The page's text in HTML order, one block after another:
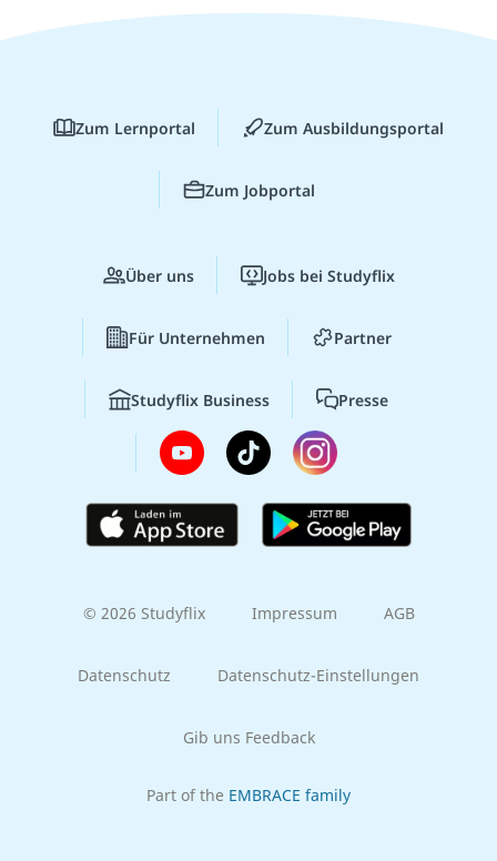
Zum Lernportal Zum Ausbildungsportal
Zum Jobportal
Über uns Jobs bei Studyflix
Für Unternehmen Partner
Studyflix Business Presse
© 2026 Studyflix Impressum AGB
Datenschutz Datenschutz-Einstellungen
Gib uns Feedback
Part of the EMBRACE family